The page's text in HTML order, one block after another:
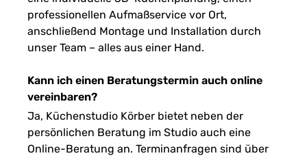
professionellen Aufmaßservice vor Ort,
anschließend Montage und Installation durch
unser Team – alles aus einer Hand.
Kann ich einen Beratungstermin auch online
vereinbaren?
Ja, Küchenstudio Körber bietet neben der
persönlichen Beratung im Studio auch eine
Online-Beratung an. Terminanfragen sind über